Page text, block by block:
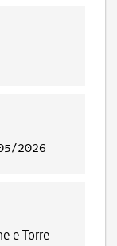
2026
e Torre –